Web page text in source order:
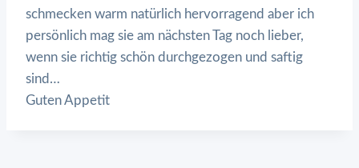
schmecken warm natürlich hervorragend aber ich
persönlich mag sie am nächsten Tag noch lieber,
wenn sie richtig schön durchgezogen und saftig
sind…
Guten Appetit